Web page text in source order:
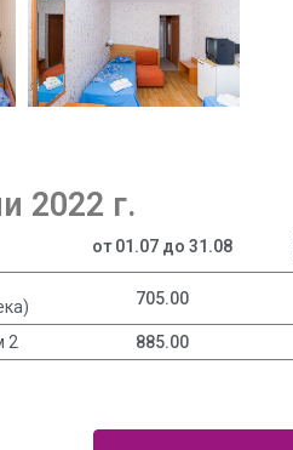
2022 г.
от 01.07 до 31.08
705.00
2 885.00